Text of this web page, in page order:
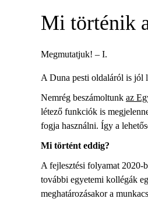
Mi történik
Megmutatjuk! – I.
A Duna pesti oldaláról is jól
Nemrég beszámoltunk az
létező funkciók is
fogja használni. Így a
Mi történt eddig?
A fejlesztési folyamat 2020-
további egyetemi kollégák
meghatározásakor a